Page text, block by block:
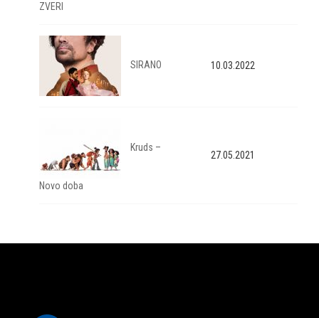
ZVERI
SIRANO 10.03.2022
Kruds –
Novo doba
27.05.2021